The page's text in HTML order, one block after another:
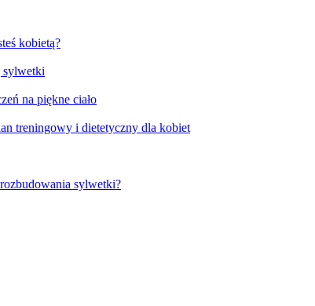
kobietą?
sylwetki
na piękne ciało
treningowy i dietetyczny dla kobiet
sylwetki?